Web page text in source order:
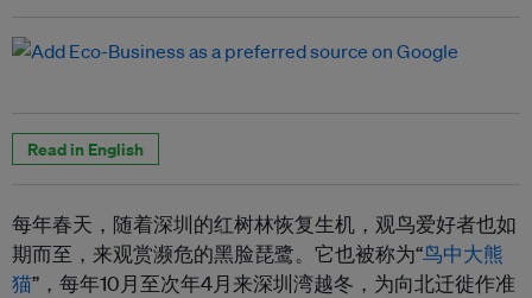
Read in English
每年春天，随着深圳的红树林恢复生机，观鸟爱好者也如
期而至，来观赏濒危的黑脸琵鹭。它也被称为“鸟中大熊
猫”，每年10月至次年4月来深圳湾越冬，为向北迁徙作准